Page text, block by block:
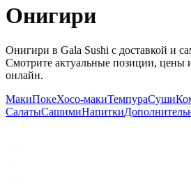
Онигири
Онигири в Gala Sushi с доставкой и
Смотрите актуальные позиции, цены
онлайн.
МакиПокеХосо-макиТемпураСуши
СалатыСашимиНапитки